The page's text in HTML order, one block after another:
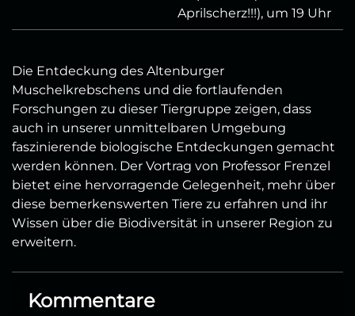
Aprilscherz!!!), um 19 Uhr
Die Entdeckung des Altenburger
Muschelkrebschens und die fortlaufenden
Forschungen zu dieser Tiergruppe zeigen, dass
auch in unserer unmittelbaren Umgebung
faszinierende biologische Entdeckungen gemacht
werden können. Der Vortrag von Professor Frenzel
bietet eine hervorragende Gelegenheit, mehr über
diese bemerkenswerten Tiere zu erfahren und ihr
Wissen über die Biodiversität in unserer Region zu
erweitern.
Kommentare